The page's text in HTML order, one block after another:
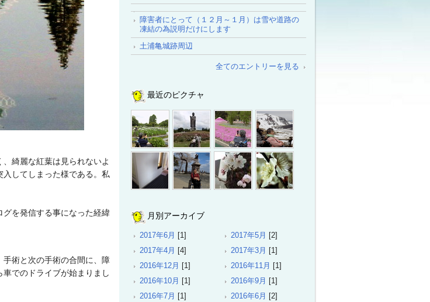
綺麗な紅葉は見られないよ
してしまった様である。私
を発信する事になった経緯
術と次の手術の合間に、障
でのドライブが始まりまし
障害者にとって（１２月～１月）は雪や道路の
凍結の為説明だけにします
土浦亀城跡周辺
全てのエントリーを見る
最近のピクチャ
月別アーカイブ
2017年6月 [1] 2017年5月
[2]
2017年4月
[4] 2017年3月
[1]
2016年12月
[1] 2016年11月
[1]
2016年10月
[1] 2016年9月
[1]
2016年7月
[1] 2016年6月
[2]